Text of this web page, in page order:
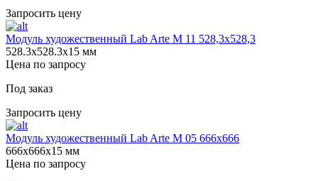
Запросить цену
Модуль художественный Lab Arte М 11 528,3х528,3
528.3х528.3х15 мм
Цена по запросу
Под заказ
Запросить цену
Модуль художественный Lab Arte М 05 666х666
666х666х15 мм
Цена по запросу